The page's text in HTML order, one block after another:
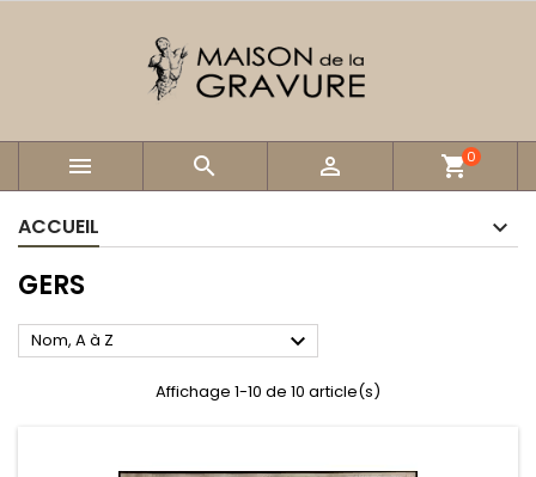
   shopping_cart0
ACCUEIL
GERS
Nom, A à Z 
Affichage 1-10 de 10 article(s)